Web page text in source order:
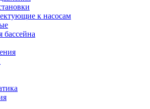
к насосам
бассейна